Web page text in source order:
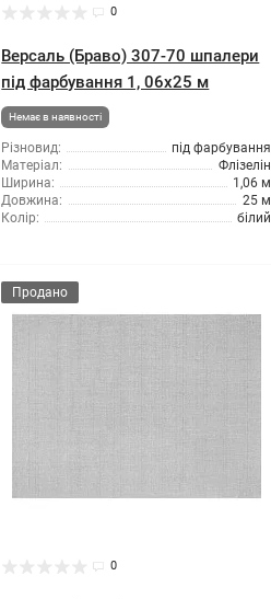
0
Версаль (Браво) 307-70 шпалери
під фарбування 1, 06x25 м
Немає в наявності
Різновид:
під фарбування
Матеріал:
Флізелін
Ширина:
1,06 м
Довжина:
25 м
Колір:
білий
Продано
0